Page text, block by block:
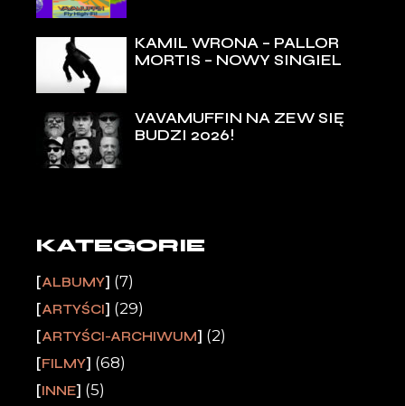
KAMIL WRONA – PALLOR
MORTIS – NOWY SINGIEL
VAVAMUFFIN NA ZEW SIĘ
BUDZI 2026!
KATEGORIE
ALBUMY (7)
ARTYŚCI (29)
ARTYŚCI-ARCHIWUM (2)
FILMY (68)
INNE (5)